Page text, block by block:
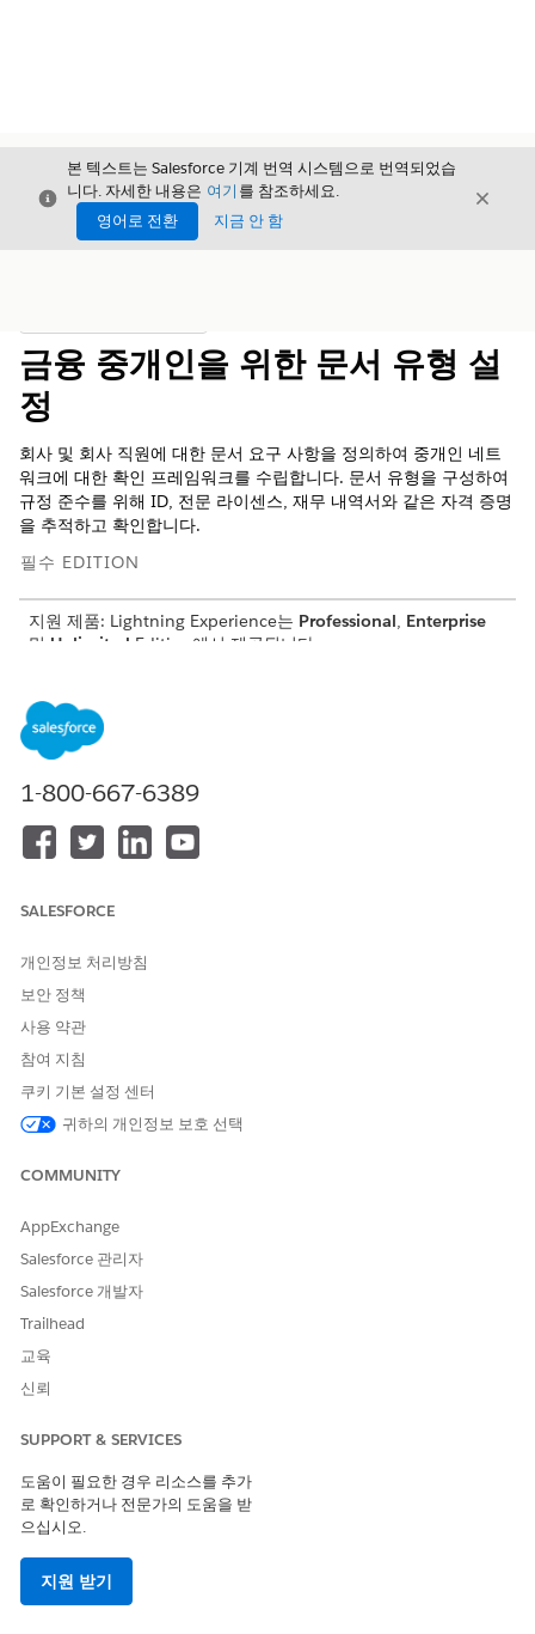
닫기
본 텍스트는 Salesforce 기계 번역 시스템으로 번역되었습
니다. 자세한 내용은 여기 를 참조하세요.
영어로 전환
지금 안 함
닫기
금융 중개인을 위한 문서 유형 설
정
회사 및 회사 직원에 대한 문서 요구 사항을 정의하여 중개인 네트
워크에 대한 확인 프레임워크를 수립합니다. 문서 유형을 구성하여
규정 준수를 위해 ID, 전문 라이센스, 재무 내역서와 같은 자격 증명
을 추적하고 확인합니다.
필수 EDITION
지원 제품: Lightning Experience는 Professional, Enterprise
및 Unlimited Edition에서 제공됩니다.
문서 유형 문서 범주 만들기:
설정에서
문서 유형에 대한 레이블을 입력합니다.
예: 운전 면허증 API 이름은 레이블을 기반으로 자동으로 채워
지며 사용자 정의할 수 있습니다. API 이름을 편집하여 각 문서
유형에 고유한 API 이름이 있는지 확인합니다.
활성 확인란이 선택되어 있는지 확인합니다.
문서 유형에 대한 설명을 입력합니다.
나 완료하려면저장을 클릭합니다.
형을 만듭니다.
형 및 문서 범주를 참조하십시오.
1-800-667-6389
SALESFORCE
개인정보 처리방침
보안 정책
사용 약관
참여 지침
쿠키 기본 설정 센터
귀하의 개인정보 보호 선택
COMMUNITY
AppExchange
Salesforce 관리자
Salesforce 개발자
Trailhead
교육
신뢰
SUPPORT & SERVICES
도움이 필요한 경우 리소스를 추가
로 확인하거나 전문가의 도움을 받
으십시오.
지원 받기